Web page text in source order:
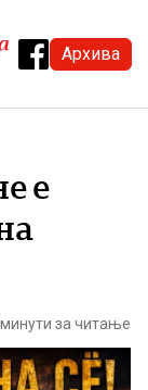
Архива
е
за читање